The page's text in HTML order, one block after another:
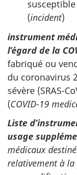
(incident)
instrument
l’égard de la
fabriqué ou
du coronavirus
sévère (SRAS-
(COVID-19
Liste
usage
médicaux
relativement à la